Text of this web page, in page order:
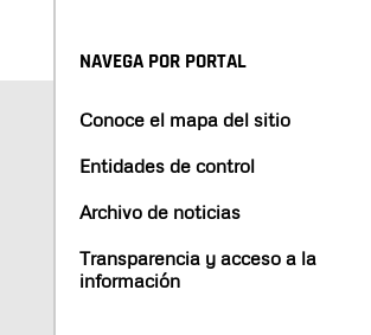
NAVEGA POR PORTAL
Conoce el mapa del sitio
Entidades de control
Archivo de noticias
Transparencia y acceso a la
información